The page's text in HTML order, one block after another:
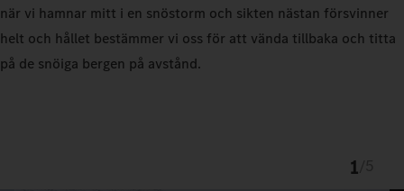
när vi hamnar mitt i en snöstorm och sikten nästan försvinner
helt och hållet bestämmer vi oss för att vända tillbaka och titta
på de snöiga bergen på avstånd.
1